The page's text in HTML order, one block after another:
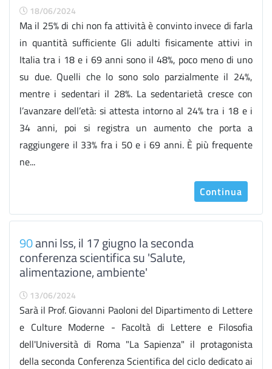
18/06/2024
Ma il 25% di chi non fa attività è convinto invece di farla
in quantità sufficiente Gli adulti fisicamente attivi in
Italia tra i 18 e i 69 anni sono il 48%, poco meno di uno
su due. Quelli che lo sono solo parzialmente il 24%,
mentre i sedentari il 28%. La sedentarietà cresce con
l’avanzare dell’età: si attesta intorno al 24% tra i 18 e i
34 anni, poi si registra un aumento che porta a
raggiungere il 33% fra i 50 e i 69 anni. È più frequente
ne...
Continua
90anni Iss, il 17 giugno la seconda
conferenza scientifica su 'Salute,
alimentazione, ambiente'
13/06/2024
Sarà il Prof. Giovanni Paoloni del Dipartimento di Lettere
e Culture Moderne - Facoltà di Lettere e Filosofia
dell'Università di Roma "La Sapienza" il protagonista
della seconda Conferenza Scientifica del ciclo dedicato ai